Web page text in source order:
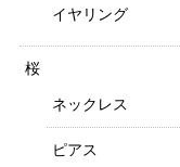
イヤリング
桜
ネックレス
ピアス